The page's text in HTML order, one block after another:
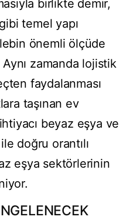
birlikte demir,
temel yapı
önemli ölçüde
zamanda lojistik
faydalanması
taşınan ev
beyaz eşya ve
doğru orantılı
eşya sektörlerinin